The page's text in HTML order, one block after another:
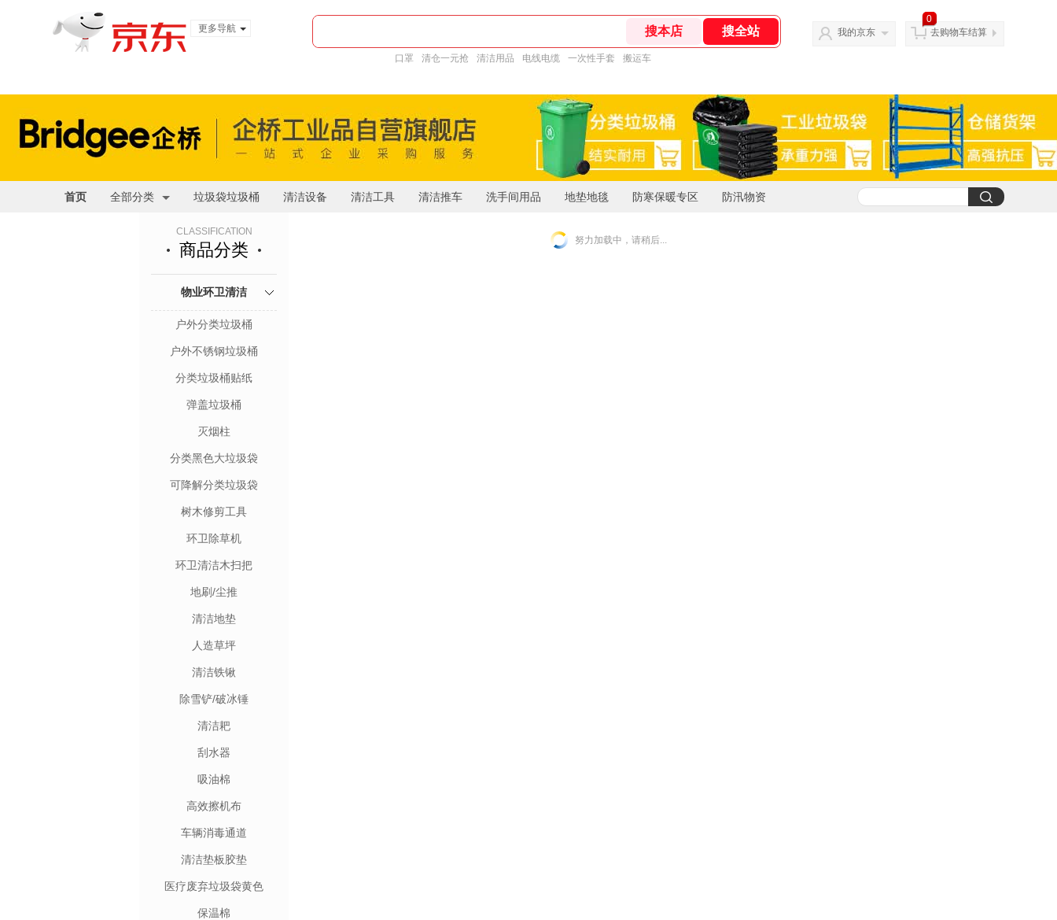
更多导航
口罩 清仓一元抢 清洁用品 电线电缆 一次性手套 搬运车
我的京东
0
去购物车结算
首页 全部分类 垃圾袋垃圾桶 清洁设备 清洁工具 清洁推车 洗手间用品 地垫地毯 防寒保暖专区 防汛物资
CLASSIFICATION
商品分类
物业环卫清洁
户外分类垃圾桶
户外不锈钢垃圾桶
分类垃圾桶贴纸
弹盖垃圾桶
灭烟柱
分类黑色大垃圾袋
可降解分类垃圾袋
树木修剪工具
环卫除草机
环卫清洁木扫把
地刷/尘推
清洁地垫
人造草坪
清洁铁锹
除雪铲/破冰锤
清洁耙
刮水器
吸油棉
高效擦机布
车辆消毒通道
清洁垫板胶垫
医疗废弃垃圾袋黄色
保温棉
努力加载中，请稍后...